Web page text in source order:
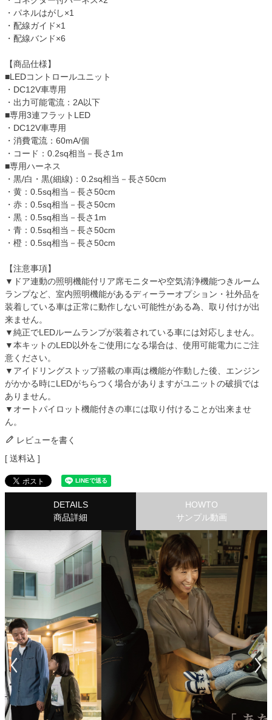
・パネルはがし×1
・配線ガイド×1
・配線バンド×6
【商品仕様】
■LEDコントロールユニット
・DC12V車専用
・出力可能電流：2A以下
■専用3連フラットLED
・DC12V車専用
・消費電流：60mA/個
・コード：0.2sq相当－長さ1m
■専用ハーネス
・黒/白・黒(細線)：0.2sq相当－長さ50cm
・黄：0.5sq相当－長さ50cm
・赤：0.5sq相当－長さ50cm
・黒：0.5sq相当－長さ1m
・青：0.5sq相当－長さ50cm
・橙：0.5sq相当－長さ50cm
【注意事項】
▼ドア連動の照明機能付リア席モニターや空気清浄機能つきルーム
ランプなど、室内照明機能があるディーラーオプション・社外品を
装着している車は正常に動作しない可能性がある為、取り付けが出
来ません。
▼純正でLEDルームランプが装着されている車には対応しません。
▼本キットのLED以外をご使用になる場合は、使用可能電力にご注
意ください。
▼アイドリングストップ搭載の車両は機能が作動した後、エンジン
がかかる時にLEDがちらつく場合がありますがユニットの破損では
ありません。
▼オートパイロット機能付きの車には取り付けることが出来ませ
ん。
レビューを書く
送料込
DETAILS
商品詳細
HOWTO
サンプル動画